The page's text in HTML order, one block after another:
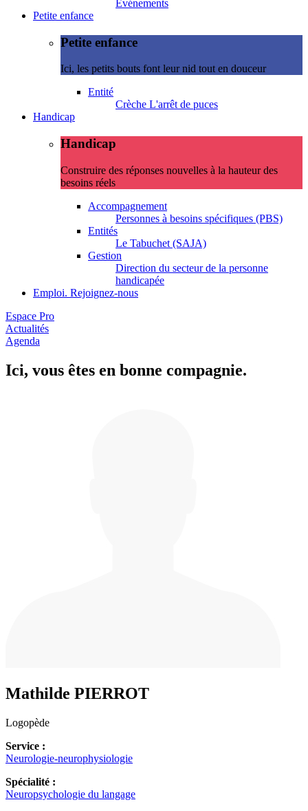
Evénements
Petite enfance
Petite enfance
Ici, les petits bouts font leur nid tout en douceur
Entité
Crèche L'arrêt de puces
Handicap
Handicap
Construire des réponses nouvelles à la hauteur des
besoins réels
Accompagnement
Personnes à besoins spécifiques (PBS)
Entités
Le Tabuchet (SAJA)
Gestion
Direction du secteur de la personne
handicapée
Emploi. Rejoignez-nous
Espace Pro
Actualités
Agenda
Ici, vous êtes en bonne compagnie.
Mathilde PIERROT
Logopède
Service :
Neurologie-neurophysiologie
Spécialité :
Neuropsychologie du langage